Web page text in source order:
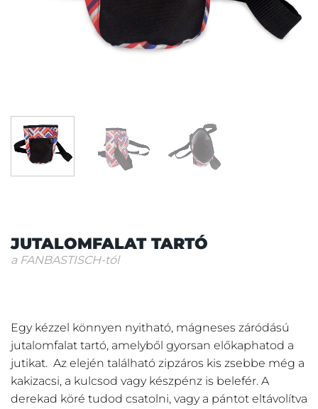
JUTALOMFALAT TARTÓ
a FANBASTISCH-tól
Egy kézzel könnyen nyitható, mágneses záródású
jutalomfalat tartó, amelyből gyorsan előkaphatod a
jutikat. Az elején található zipzáros kis zsebbe még a
kakizacsi, a kulcsod vagy készpénz is belefér. A
derekad köré tudod csatolni, vagy a pántot eltávolítva